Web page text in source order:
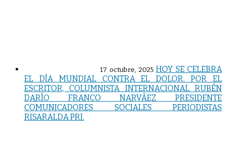
17 octubre, 2025 HOY SE CELEBRA
EL DÍA MUNDIAL CONTRA EL DOLOR. POR EL
ESCRITOR, COLUMNISTA INTERNACIONAL RUBÉN
DARÍO FRANCO NARVÁEZ PRESIDENTE
COMUNICADORES SOCIALES PERIODISTAS
RISARALDA PRI.